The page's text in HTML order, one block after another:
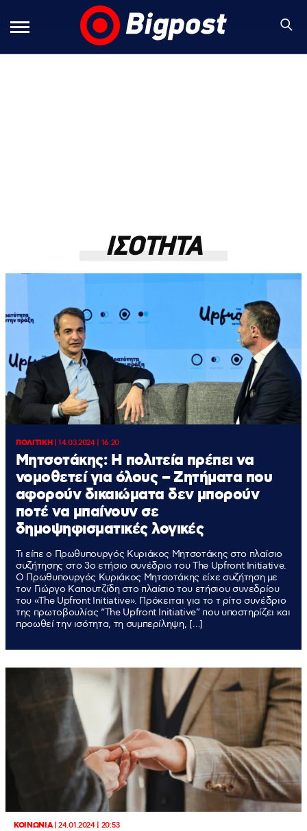
ΙΣΟΤΗΤΑ
ΠΟΛΙΤΙΚΗ|14.03.2024 | 16:20
Μητσοτάκης: Η πολιτεία πρέπει να
νομοθετεί για όλους – Zητήματα που
αφορούν δικαιώματα δεν μπορούν
ποτέ να μπαίνουν σε
δημοψηφισματικές λογικές
Τι είπε ο Πρωθυπουργός Κυριάκος Μητσοτάκης στο πλαίσιο
συζήτησης στο 3ο ετήσιο συνέδριο του The Upfront Initiative.
Ο Πρωθυπουργός Κυριάκος Μητσοτάκης είχε συζήτηση με
τον Γιώργο Καπουτζίδη στο πλαίσιο του ετήσιου συνεδρίου
του «The Upfront Initiative». Πρόκειται για το τ ρίτο συνέδριο
της πρωτοβουλίας “The Upfront Initiative” που υποστηρίζει και
προωθεί την ισότητα, τη συμπερίληψη, […]
ΚΟΙΝΩΝΙΑ|24.01.2024 | 20:53